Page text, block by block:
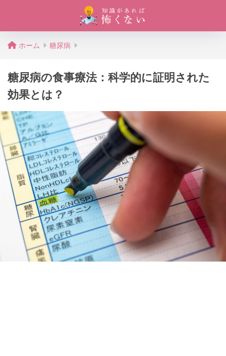
ホーム 糖尿病
糖尿病の食事療法：科学的に証明された
効果とは？